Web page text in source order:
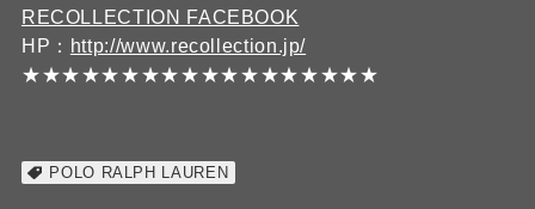
RECOLLECTION FACEBOOK
HP： http://www.recollection.jp/
★★★★★★★★★★★★★★★★★★
POLO RALPH LAUREN